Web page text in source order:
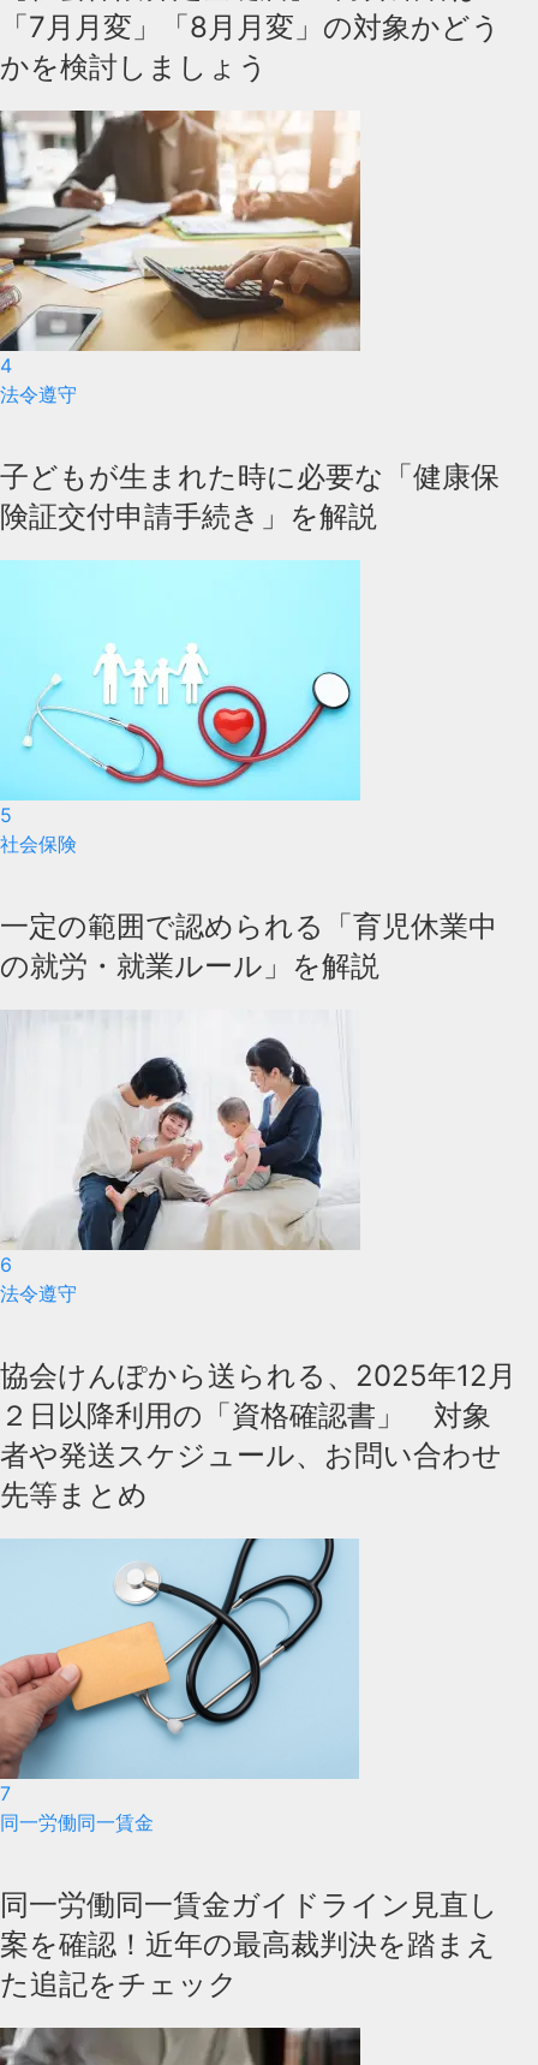
「7月月変」「8月月変」の対象かどう
かを検討しましょう
4
法令遵守
子どもが生まれた時に必要な「健康保
険証交付申請手続き」を解説
5
社会保険
一定の範囲で認められる「育児休業中
の就労・就業ルール」を解説
6
法令遵守
協会けんぽから送られる、2025年12月
２日以降利用の「資格確認書」 対象
者や発送スケジュール、お問い合わせ
先等まとめ
7
同一労働同一賃金
同一労働同一賃金ガイドライン見直し
案を確認！近年の最高裁判決を踏まえ
た追記をチェック